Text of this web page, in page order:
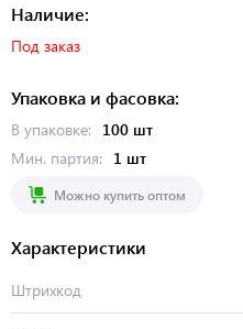
Наличие:
Под заказ
Упаковка и фасовка:
В упаковке:
100 шт
Мин. партия:
1 шт
Можно купить оптом
Характеристики
Штрихкод